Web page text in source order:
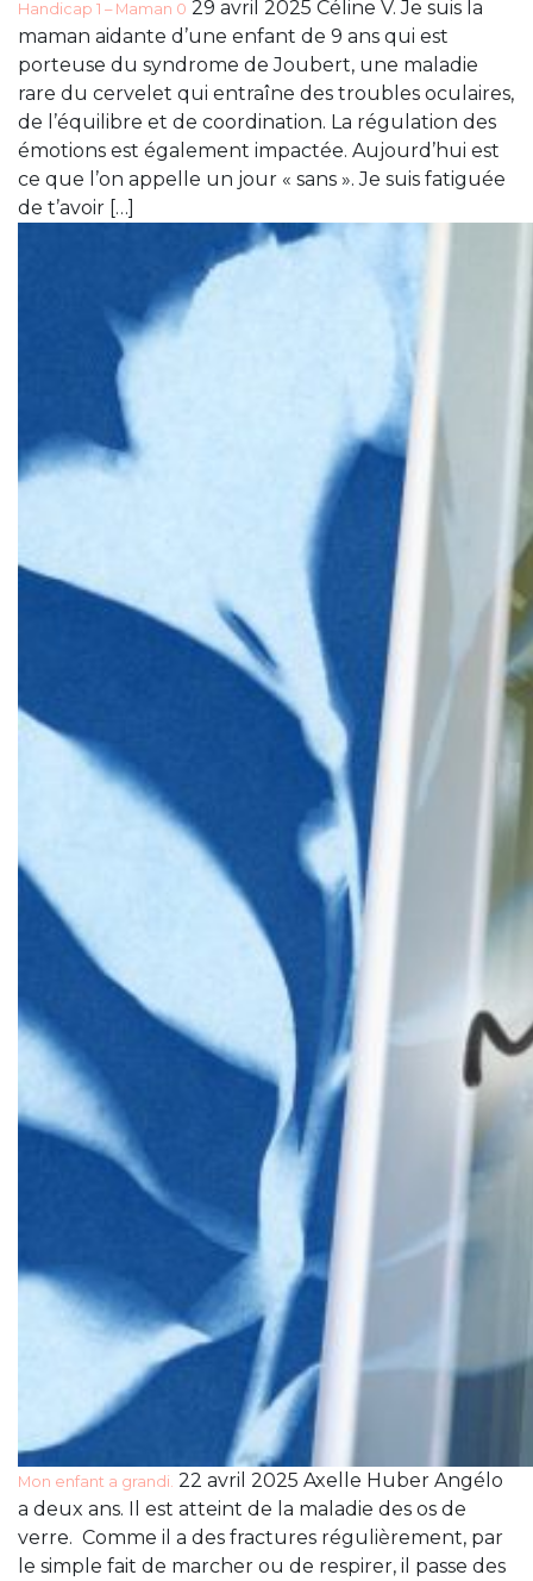
Handicap 1 – Maman 0 29 avril 2025 Céline V. Je suis la
maman aidante d’une enfant de 9 ans qui est
porteuse du syndrome de Joubert, une maladie
rare du cervelet qui entraîne des troubles oculaires,
de l’équilibre et de coordination. La régulation des
émotions est également impactée. Aujourd’hui est
ce que l’on appelle un jour « sans ». Je suis fatiguée
de t’avoir […]
Mon enfant a grandi. 22 avril 2025 Axelle Huber Angélo
a deux ans. Il est atteint de la maladie des os de
verre. Comme il a des fractures régulièrement, par
le simple fait de marcher ou de respirer, il passe des